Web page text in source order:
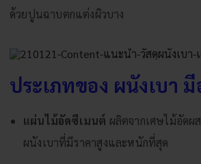
ด้วยปูนฉาบตกแต่งผิวบาง
ประเภทของ ผนังเบา มี
แผ่นไม้อัดซีเมนต์ ผลิตจากเศษไม้อัด
ผนังเบาที่มีราคาสูงและหนักที่สุด